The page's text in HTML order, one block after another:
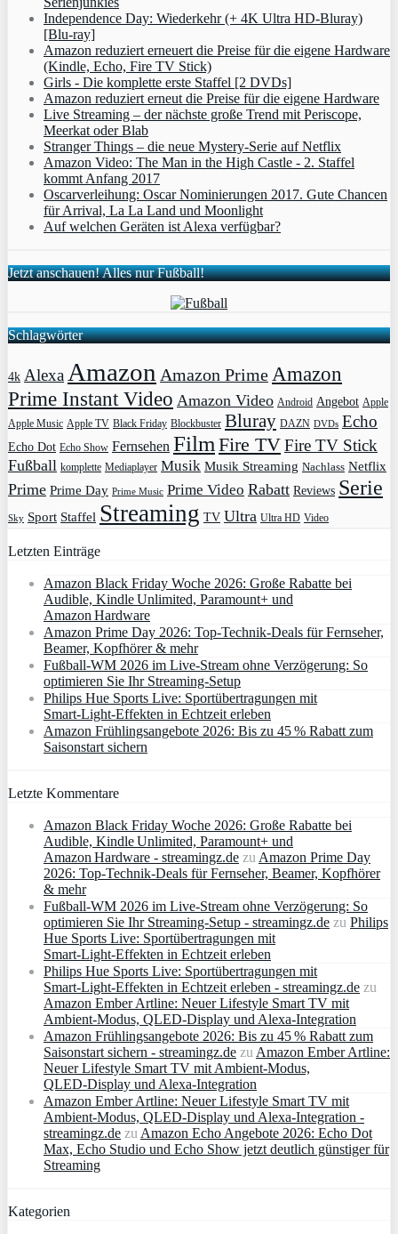
Independence Day: Wiederkehr (+ 4K Ultra HD-Bluray)
[Blu-ray]
Amazon reduziert erneuert die Preise für die eigene Hardware
(Kindle, Echo, Fire TV Stick)
Girls - Die komplette erste Staffel [2 DVDs]
Amazon reduziert erneut die Preise für die eigene Hardware
Live Streaming – der nächste große Trend mit Periscope,
Meerkat oder Blab
Stranger Things – die neue Mystery-Serie auf Netflix
Amazon Video: The Man in the High Castle - 2. Staffel
kommt Anfang 2017
Oscarverleihung: Oscar Nominierungen 2017. Gute Chancen
für Arrival, La La Land und Moonlight
Auf welchen Geräten ist Alexa verfügbar?
Jetzt anschauen! Alles nur Fußball!
Schlagwörter
4k AlexaAmazon Amazon PrimeAmazon
Prime Instant Video Amazon Video Android Angebot Apple
Apple Music Apple TV Black Friday Blockbuster Bluray DAZN DVDs Echo
Echo Dot Echo Show Fernsehen FilmFire TVFire TV Stick
Fußball komplette Mediaplayer Musik Musik Streaming Nachlass Netflix
Prime Prime Day Prime Music Prime Video Rabatt Reviews Serie
Sky Sport Staffel Streaming TV Ultra Ultra HD Video
Letzten Einträge
Amazon Black Friday Woche 2026: Große Rabatte bei
Audible, Kindle Unlimited, Paramount+ und
Amazon Hardware
Amazon Prime Day 2026: Top-Technik-Deals für Fernseher,
Beamer, Kopfhörer & mehr
Fußball-WM 2026 im Live-Stream ohne Verzögerung: So
optimieren Sie Ihr Streaming-Setup
Philips Hue Sports Live: Sportübertragungen mit
Smart‑Light‑Effekten in Echtzeit erleben
Amazon Frühlingsangebote 2026: Bis zu 45 % Rabatt zum
Saisonstart sichern
Letzte Kommentare
Amazon Black Friday Woche 2026: Große Rabatte bei
Audible, Kindle Unlimited, Paramount+ und
Amazon Hardware - streamingz.de zuAmazon Prime Day
2026: Top-Technik-Deals für Fernseher, Beamer, Kopfhörer
& mehr
Fußball-WM 2026 im Live-Stream ohne Verzögerung: So
optimieren Sie Ihr Streaming-Setup - streamingz.de zu Philips
Hue Sports Live: Sportübertragungen mit
Smart‑Light‑Effekten in Echtzeit erleben
Philips Hue Sports Live: Sportübertragungen mit
Smart‑Light‑Effekten in Echtzeit erleben - streamingz.de zu
Amazon Ember Artline: Neuer Lifestyle Smart TV mit
Ambient‑Modus, QLED‑Display und Alexa‑Integration
Amazon Frühlingsangebote 2026: Bis zu 45 % Rabatt zum
Saisonstart sichern - streamingz.de zuAmazon Ember Artline:
Neuer Lifestyle Smart TV mit Ambient‑Modus,
QLED‑Display und Alexa‑Integration
Amazon Ember Artline: Neuer Lifestyle Smart TV mit
Ambient‑Modus, QLED‑Display und Alexa‑Integration -
streamingz.de zuAmazon Echo Angebote 2026: Echo Dot
Max, Echo Studio und Echo Show jetzt deutlich günstiger für
Streaming
Kategorien